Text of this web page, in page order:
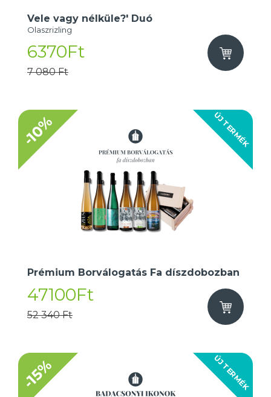
Vele vagy nélküle?' Duó
Olaszrizling
6370Ft
7 080 Ft
ÚJ TERMÉK
-10%
Prémium Borválogatás Fa díszdobozban
47100Ft
52 340 Ft
ÚJ TERMÉK
-15%